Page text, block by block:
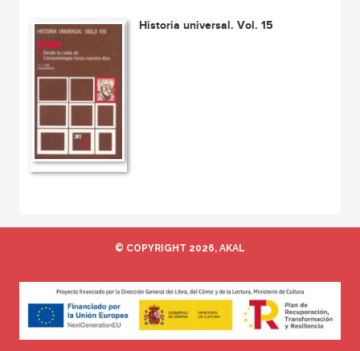
Historia universal. Vol. 15
© COPYRIGHT 2026, AKAL